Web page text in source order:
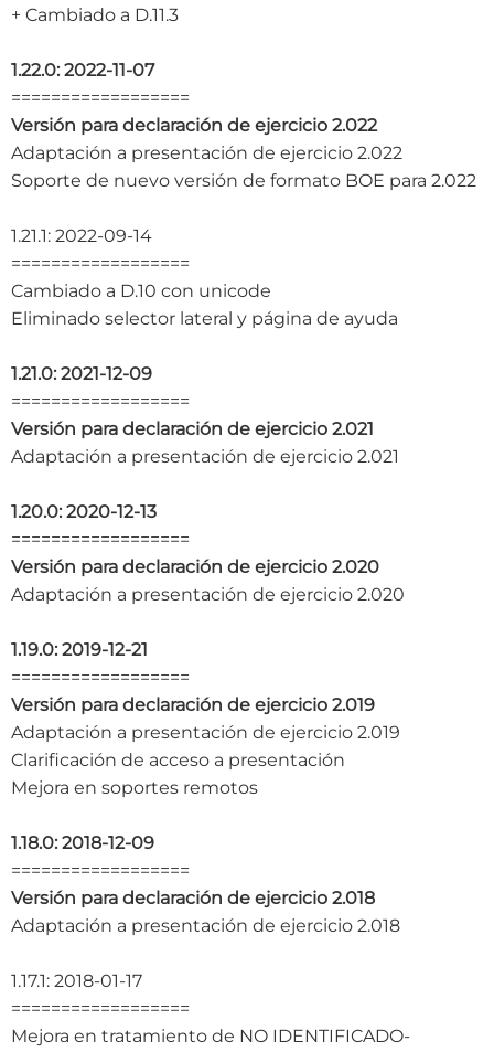
+ Cambiado a D.11.3
1.22.0: 2022-11-07
==================
Versión para declaración de ejercicio 2.022
Adaptación a presentación de ejercicio 2.022
Soporte de nuevo versión de formato BOE para 2.022
1.21.1: 2022-09-14
==================
Cambiado a D.10 con unicode
Eliminado selector lateral y página de ayuda
1.21.0: 2021-12-09
==================
Versión para declaración de ejercicio 2.021
Adaptación a presentación de ejercicio 2.021
1.20.0: 2020-12-13
==================
Versión para declaración de ejercicio 2.020
Adaptación a presentación de ejercicio 2.020
1.19.0: 2019-12-21
==================
Versión para declaración de ejercicio 2.019
Adaptación a presentación de ejercicio 2.019
Clarificación de acceso a presentación
Mejora en soportes remotos
1.18.0: 2018-12-09
==================
Versión para declaración de ejercicio 2.018
Adaptación a presentación de ejercicio 2.018
1.17.1: 2018-01-17
==================
Mejora en tratamiento de NO IDENTIFICADO-